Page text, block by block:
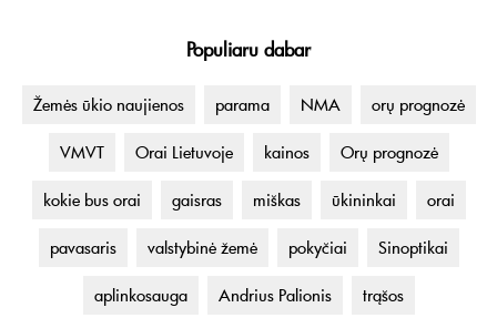
Populiaru dabar
Žemės ūkio naujienos parama NMA orų prognozė
VMVT Orai Lietuvoje kainos Orų prognozė
kokie bus orai gaisras miškas ūkininkai orai
pavasaris valstybinė žemė pokyčiai Sinoptikai
aplinkosauga Andrius Palionis trąšos